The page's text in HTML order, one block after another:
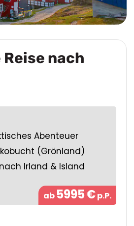
nach
Abenteuer
(Grönland)
Irland & Island
ab 5995€p.P.